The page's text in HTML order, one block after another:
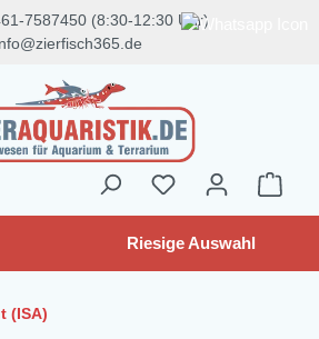
7587450 (8:30-12:30 Uhr)
Riesige Auswahl
(ISA)